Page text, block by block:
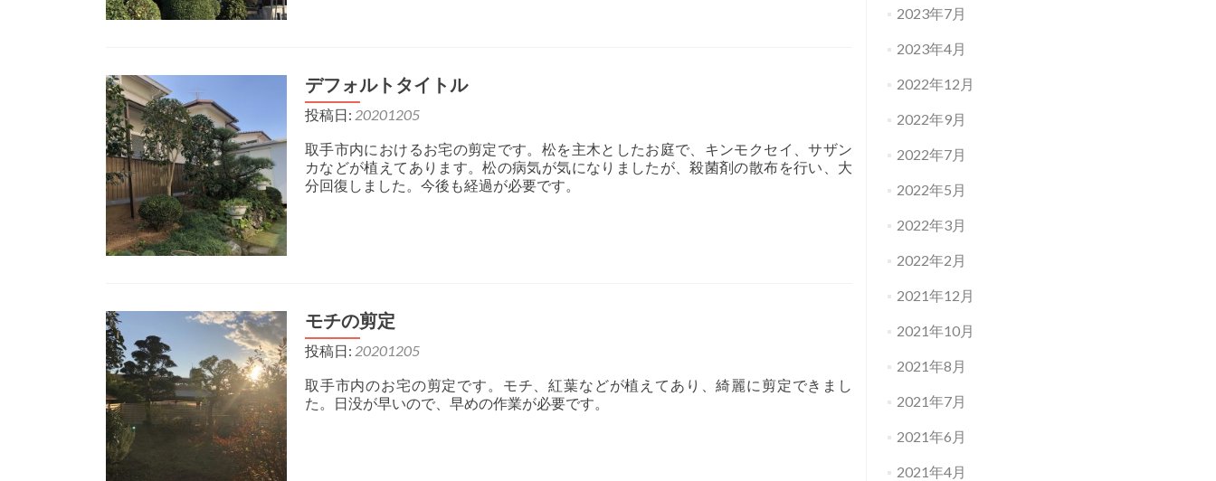
デフォルトタイトル
投稿日: 20201205
取手市内におけるお宅の剪定です。松を主木としたお庭で、キンモクセイ、サザン
カなどが植えてあります。松の病気が気になりましたが、殺菌剤の散布を行い、大
分回復しました。今後も経過が必要です。
モチの剪定
投稿日: 20201205
取手市内のお宅の剪定です。モチ、紅葉などが植えてあり、綺麗に剪定できまし
た。日没が早いので、早めの作業が必要です。
2023年7月
2023年4月
2022年12月
2022年9月
2022年7月
2022年5月
2022年3月
2022年2月
2021年12月
2021年10月
2021年8月
2021年7月
2021年6月
2021年4月